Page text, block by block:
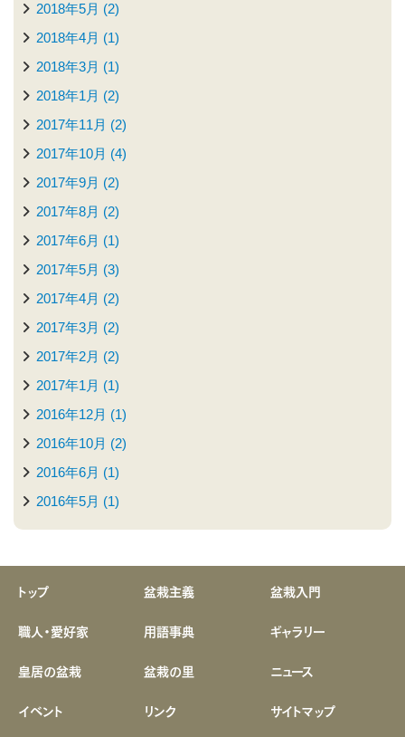
2018年5月 (2)
2018年4月 (1)
2018年3月 (1)
2018年1月 (2)
2017年11月 (2)
2017年10月 (4)
2017年9月 (2)
2017年8月 (2)
2017年6月 (1)
2017年5月 (3)
2017年4月 (2)
2017年3月 (2)
2017年2月 (2)
2017年1月 (1)
2016年12月 (1)
2016年10月 (2)
2016年6月 (1)
2016年5月 (1)
トップ 盆栽主義
盆栽入門
職人・愛好家
用語事典
ギャラリー
皇居の盆栽
盆栽の里
ニュース
イベント
リンク サイトマップ